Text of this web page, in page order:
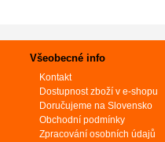
Všeobecné info
Kontakt
Dostupnost zboží v e-shopu
Doručujeme na Slovensko
Obchodní podmínky
Zpracování osobních údajů